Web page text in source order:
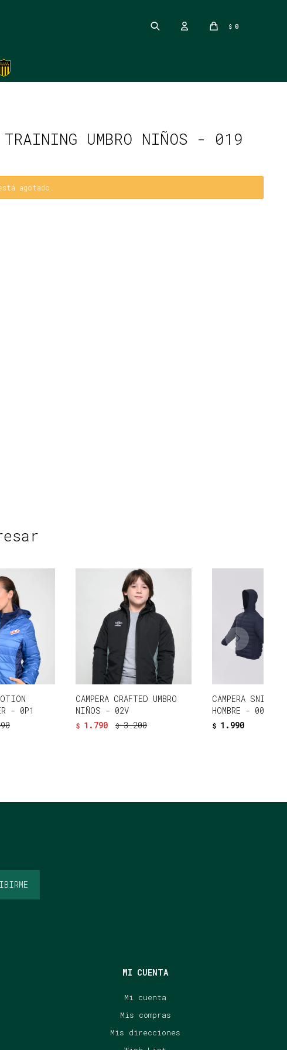
$ 0
TRAINING UMBRO NIÑOS - 019
agotado.
- 0P1
CAMPERA CRAFTED UMBRO
NIÑOS - 02V
$ 1.790 $ 3.200
CAMPERA SNIP
HOMBRE - 001
$ 1.990
MI CUENTA
Mi cuenta
Mis compras
Mis direcciones